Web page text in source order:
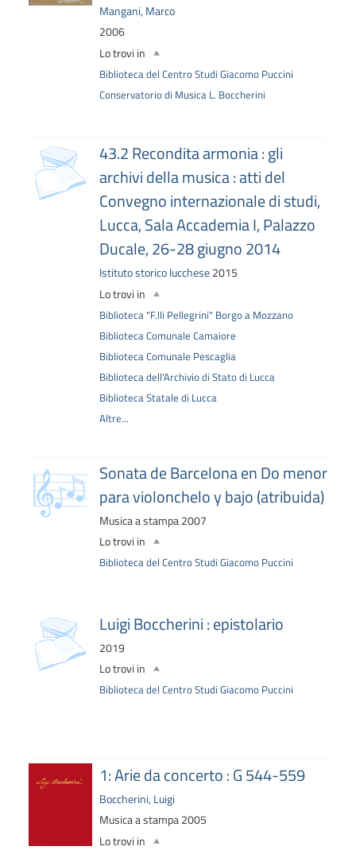
Mangani, Marco
2006
Lo trovi in
Biblioteca del Centro Studi Giacomo Puccini
Conservatorio di Musica L. Boccherini
copertina
43.2 Recondita armonia : gli
archivi della musica : atti del
Convegno internazionale di studi,
Lucca, Sala Accademia I, Palazzo
Ducale, 26-28 giugno 2014
Istituto storico lucchese2015
Lo trovi in
Biblioteca "F.lli Pellegrini" Borgo a Mozzano
Biblioteca Comunale Camaiore
Biblioteca Comunale Pescaglia
Biblioteca dell'Archivio di Stato di Lucca
Biblioteca Statale di Lucca
Altre...
copertina
Sonata de Barcelona en Do menor
para violonchelo y bajo (atribuida)
Musica a stampa2007
Lo trovi in
Biblioteca del Centro Studi Giacomo Puccini
copertina Luigi Boccherini : epistolario
2019
Lo trovi in
Biblioteca del Centro Studi Giacomo Puccini
1: Arie da concerto : G 544-559
Boccherini, Luigi
Musica a stampa2005
Lo trovi in